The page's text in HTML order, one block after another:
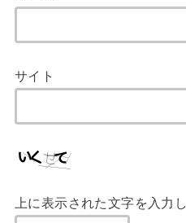
サイト
上に表示された文字を入力